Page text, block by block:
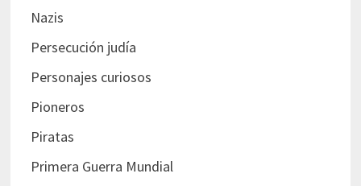
Nazis
Persecución judía
Personajes curiosos
Pioneros
Piratas
Primera Guerra Mundial